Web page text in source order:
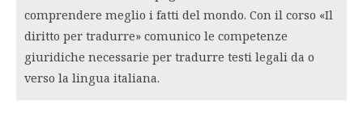
comprendere meglio i fatti del mondo. Con il corso «Il
diritto per tradurre» comunico le competenze
giuridiche necessarie per tradurre testi legali da o
verso la lingua italiana.